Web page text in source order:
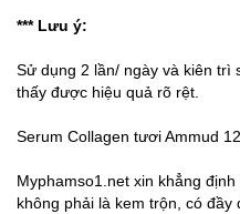
*** Lưu ý:
Sử dụng 2 lần/ ngày và kiên trì
thấy được hiệu quả rõ rệt.
Serum Collagen tươi Ammud
Myphamso1.net xin khẳng
không phải là kem trộn, có